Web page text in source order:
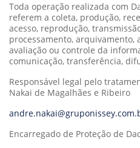
Toda operação realizada com
referem a coleta, produção,
acesso, reprodução,
processamento, arquivamento,
avaliação ou controle da
comunicação, transferência,
Responsável legal pelo
Nakai de Magalhães e Ribeiro
Encarregado de Proteção de